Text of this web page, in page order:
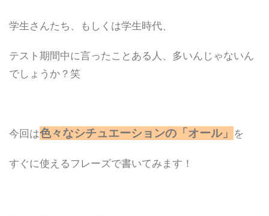
学生さんたち、もしくは学生時代、
テスト期間中に言ったことある人、多いんじゃないん
でしょうか？笑
今回は色々なシチュエーションの「オール」 を
すぐに使えるフレーズで書いてみます！